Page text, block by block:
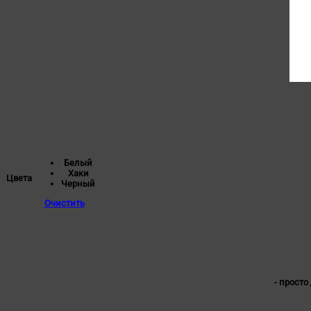
Цвета
Белый
Хаки
Черный
Очистить
-